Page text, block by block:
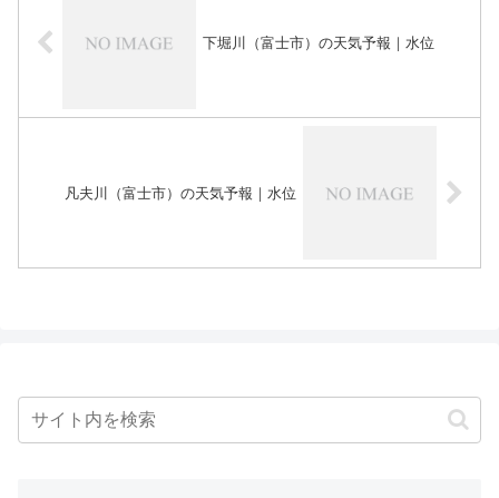
下堀川（富士市）の天気予報｜水位
凡夫川（富士市）の天気予報｜水位